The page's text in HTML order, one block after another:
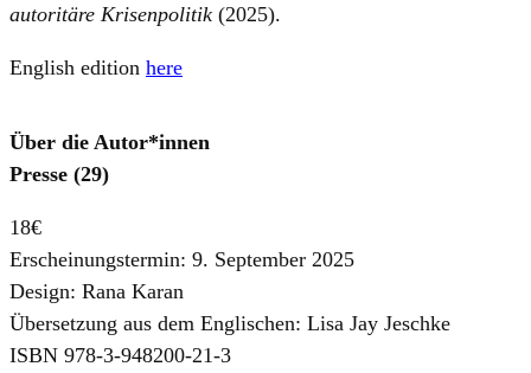
autoritäre Krisenpolitik (2025).
English edition here
Über die Autor*innen
Presse (29)
18€
Erscheinungstermin: 9. September 2025
Design: Rana Karan
Übersetzung aus dem Englischen: Lisa Jay Jeschke
ISBN 978-3-948200-21-3